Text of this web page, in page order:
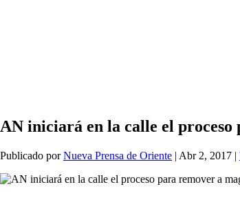
AN iniciará en la calle el
Publicado porNueva Prensa de Oriente | Abr 2, 2017 |